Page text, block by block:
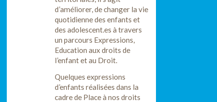
d’améliorer, de changer la vie
quotidienne des enfants et
des adolescent.es à travers
un parcours Expressions,
Education aux droits de
l’enfant et au Droit.
Quelques expressions
d’enfants réalisées dans la
cadre de Place à nos droits